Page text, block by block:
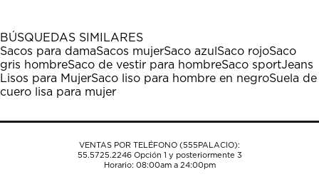
1
estrella
Esta
acción
abrirá
el
de
estrellas.
Esta
acción
abrirá
el
de
estrellas.
Esta
acción
abrirá
el
de
estrellas.
Esta
acción
abrirá
el
de
estrellas.
Esta
acción
abrirá
el
de
BÚSQUEDAS SIMILARES
Sacos para damaSacos mujerSaco azul Saco rojoSaco
gris hombreSaco de vestir para hombreSaco sportJeans
Lisos para MujerSaco liso para hombre en negroSuela de
cuero lisa para mujer
VENTAS POR TELÉFONO (555PALACIO):
55.5725.2246Opción 1 y posteriormente 3
Horario: 08:00am a 24:00pm